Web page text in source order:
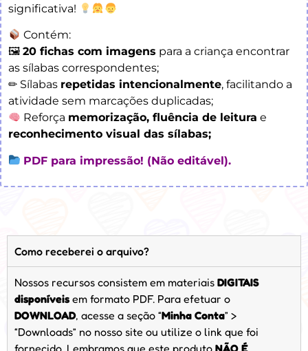
significativa!
Contém:
🖼 20 fichas com imagens para a criança encontrar
as sílabas correspondentes;
✏ Sílabas repetidas intencionalmente, facilitando a
atividade sem marcações duplicadas;
Reforça memorização, fluência de leitura e
reconhecimento visual das sílabas;
PDF para impressão! (Não editável).
Como receberei o arquivo?
Nossos recursos consistem em materiais DIGITAIS
disponíveis em formato PDF. Para efetuar o
DOWNLOAD, acesse a seção “Minha Conta” >
“Downloads” no nosso site ou utilize o link que foi